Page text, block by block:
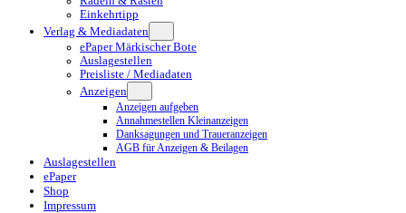
Einkehrtipp
Verlag & Mediadaten
ePaper Märkischer Bote
Auslagestellen
Preisliste / Mediadaten
Anzeigen
Anzeigen aufgeben
Annahmestellen Kleinanzeigen
Danksagungen und Traueranzeigen
AGB für Anzeigen & Beilagen
Auslagestellen
ePaper
Shop
Impressum